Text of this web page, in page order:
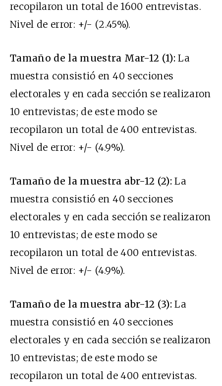
recopilaron un total de 1600 entrevistas.
Nivel de error: +/- (2.45%).
Tamaño de la muestra Mar-12 (1):La
muestra consistió en 40 secciones
electorales y en cada sección se realizaron
10 entrevistas; de este modo se
recopilaron un total de 400 entrevistas.
Nivel de error: +/- (4.9%).
Tamaño de la muestra abr-12 (2):La
muestra consistió en 40 secciones
electorales y en cada sección se realizaron
10 entrevistas; de este modo se
recopilaron un total de 400 entrevistas.
Nivel de error: +/- (4.9%).
Tamaño de la muestra abr-12 (3):La
muestra consistió en 40 secciones
electorales y en cada sección se realizaron
10 entrevistas; de este modo se
recopilaron un total de 400 entrevistas.